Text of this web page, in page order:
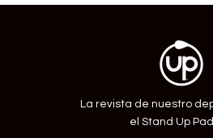
La revista de nuestro
el Stand Up